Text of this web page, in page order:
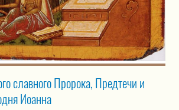
славного Пророка, Предтечи и
Иоанна